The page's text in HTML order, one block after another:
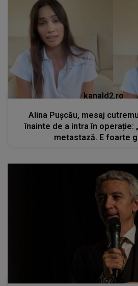
kanald2.ro
Alina Pușcău, mesaj
înainte de a intra în operație:
metastază. E foarte
kanald2.ro